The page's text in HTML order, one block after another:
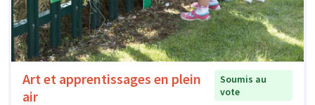
Art et apprentissages en plein
air
Soumis au
vote